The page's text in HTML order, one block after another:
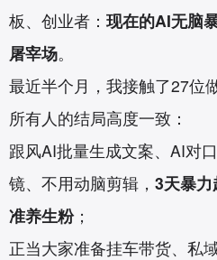
板、创业者： 现在的AI无脑
屠宰场。
最近半个月，我接触了27位
所有人的结局高度一致：
跟风AI批量生成文案、AI对
镜、不用动脑剪辑， 3天暴
准养生粉；
正当大家准备挂车带货、私